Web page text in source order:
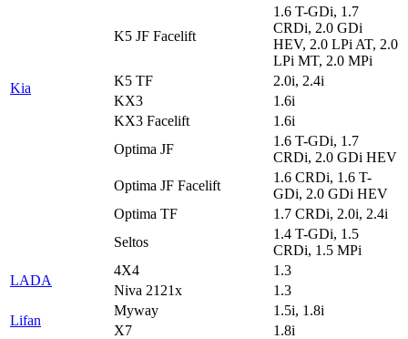
Kia
K5 JF Facelift
1.6 T-GDi, 1.7
CRDi, 2.0 GDi
HEV, 2.0 LPi AT, 2.0
LPi MT, 2.0 MPi
K5 TF
2.0i, 2.4i
KX3
1.6i
KX3 Facelift
1.6i
Optima JF
1.6 T-GDi, 1.7
CRDi, 2.0 GDi HEV
Optima JF Facelift
1.6 CRDi, 1.6 T-
GDi, 2.0 GDi HEV
Optima TF
1.7 CRDi, 2.0i, 2.4i
Seltos
1.4 T-GDi, 1.5
CRDi, 1.5 MPi
LADA
4X4
1.3
Niva 2121x
1.3
Lifan
Myway
1.5i, 1.8i
X7
1.8i